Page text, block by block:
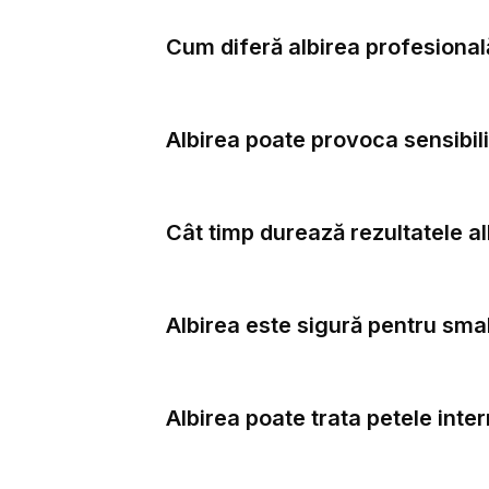
Cum diferă albirea
Albirea poate provoca
Cât timp durează rezultatele
Albirea este sigură pentru
Albirea poate trata petele